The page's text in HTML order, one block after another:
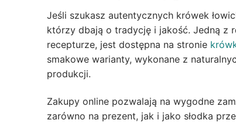
Jeśli szukasz autentycznych krówek
którzy dbają o tradycję i jakość. Jedną z
recepturze, jest dostępna na stronie
smakowe warianty, wykonane z
produkcji.
Zakupy online pozwalają na wygodne
zarówno na prezent, jak i jako słodka